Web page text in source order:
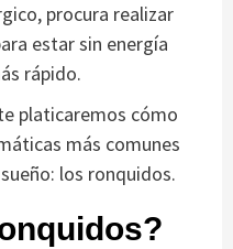
procura realizar
estar sin energía
rápido.
platicaremos cómo
más comunes
los ronquidos.